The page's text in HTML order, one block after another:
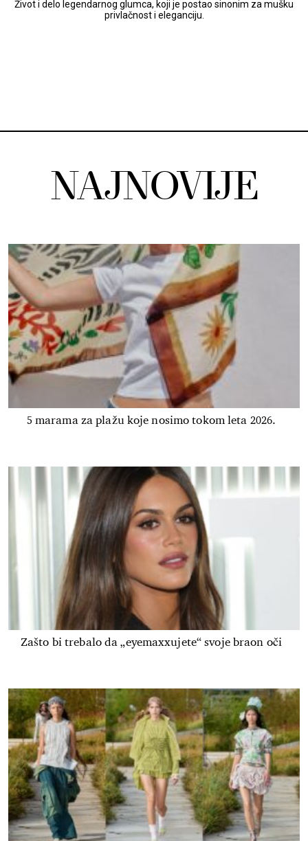
Život i delo legendarnog glumca, koji je postao sinonim za mušku
privlačnost i eleganciju.
NAJNOVIJE
5 marama za plažu koje nosimo tokom leta 2026.
Zašto bi trebalo da „eyemaxxujete“ svoje braon oči